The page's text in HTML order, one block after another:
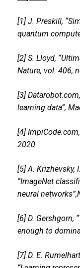
[1] J. Preskill,
quantum
[2] S. Lloyd,
Nature, vol. 406,
[3]
learning data”,
[4]
2020
[5] A. Krizhevsky,
“ImageNet
neural
[6] D. Gershgorn,
enough to
[7] D. E.